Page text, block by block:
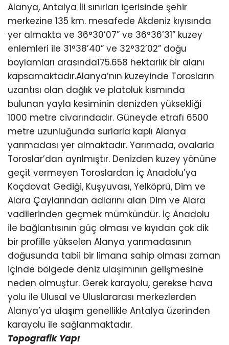
Alanya, Antalya İli sınırları içerisinde şehir
merkezine 135 km. mesafede Akdeniz kıyısında
yer almakta ve 36°30’07” ve 36°36’31” kuzey
enlemleri ile 31°38’40” ve 32°32’02” doğu
boylamları arasında175.658 hektarlık bir alanı
kapsamaktadır.Alanya’nın kuzeyinde Torosların
uzantısı olan dağlık ve platoluk kısmında
bulunan yayla kesiminin denizden yüksekliği
1000 metre civarındadır. Güneyde etrafı 6500
metre uzunluğunda surlarla kaplı Alanya
yarımadası yer almaktadır. Yarımada, ovalarla
Toroslar’dan ayrılmıştır. Denizden kuzey yönüne
geçit vermeyen Toroslardan İç Anadolu’ya
Koçdovat Gediği, Kuşyuvası, Yelköprü, Dim ve
Alara Çaylarından adlarını alan Dim ve Alara
vadilerinden geçmek mümkündür. İç Anadolu
ile bağlantısının güç olması ve kıyıdan çok dik
bir profille yükselen Alanya yarımadasının
doğusunda tabii bir limana sahip olması zaman
içinde bölgede deniz ulaşımının gelişmesine
neden olmuştur. Gerek karayolu, gerekse hava
yolu ile Ulusal ve Uluslararası merkezlerden
Alanya’ya ulaşım genellikle Antalya üzerinden
karayolu ile sağlanmaktadır.
Topografik Yapı